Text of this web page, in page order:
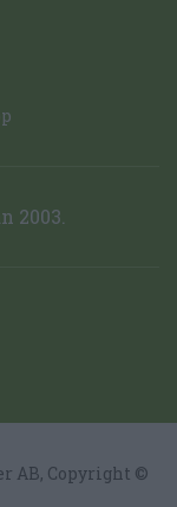
2003.
AB, Copyright ©